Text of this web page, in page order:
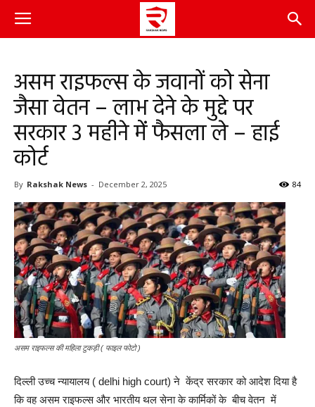
असम राइफल्स के जवानों को सेना
जैसा वेतन – लाभ देने के मुद्दे पर
सरकार 3 महीने में फैसला ले – हाई
कोर्ट
By Rakshak News - December 2, 2025 84
असम राइफल्स की महिला टुकड़ी ( फाइल फोटो )
दिल्ली उच्च न्यायालय ( delhi high court) ने केंद्र सरकार को आदेश दिया है
कि वह असम राइफल्स और भारतीय थल सेना के कार्मिकों के बीच वेतन में